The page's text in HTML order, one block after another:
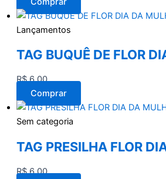
Lançamentos
TAG BUQUÊ DE FLOR
R$6,00
Comprar
Sem categoria
TAG PRESILHA FLOR
R$6,00